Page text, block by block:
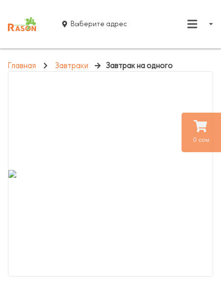
0 сом.
Выберите адрес
Главная Завтраки Завтрак на одного